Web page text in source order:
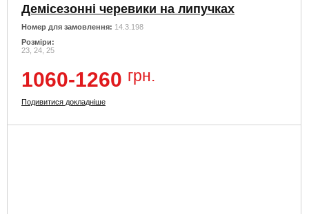
Демісезонні черевики на липучках
Номер для замовлення: 14.3.198
Розміри:
23, 24, 25
1060-1260 грн.
Подивитися докладніше